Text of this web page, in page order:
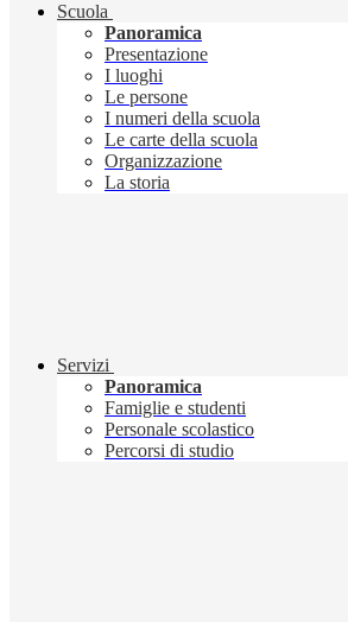
Scuola
Panoramica
Presentazione
I luoghi
Le persone
I numeri della scuola
Le carte della scuola
Organizzazione
La storia
Servizi
Panoramica
Famiglie e studenti
Personale scolastico
Percorsi di studio